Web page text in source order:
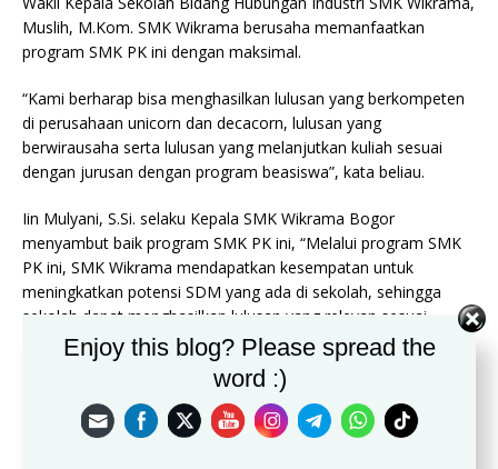
Muslih, M.Kom. SMK Wikrama berusaha memanfaatkan
program SMK PK ini dengan maksimal.
“Kami berharap bisa menghasilkan lulusan yang berkompeten
di perusahaan unicorn dan decacorn, lulusan yang
berwirausaha serta lulusan yang melanjutkan kuliah sesuai
dengan jurusan dengan program beasiswa”, kata beliau.
Iin Mulyani, S.Si. selaku Kepala SMK Wikrama Bogor
menyambut baik program SMK PK ini, “Melalui program SMK
PK ini, SMK Wikrama mendapatkan kesempatan untuk
meningkatkan potensi SDM yang ada di sekolah, sehingga
sekolah dapat menghasilkan lulusan yang relevan sesuai
dengan kebutuhan industri, dan harapannya program ini terus
berjalan dan berkesinambungan, sehingga bisa berdampak
diwaktu yang akan datang, mencapai visi yang ditetapkan oleh
Mendikbud”, ungkap Iin.
Enjoy this blog? Please spread the
word :)